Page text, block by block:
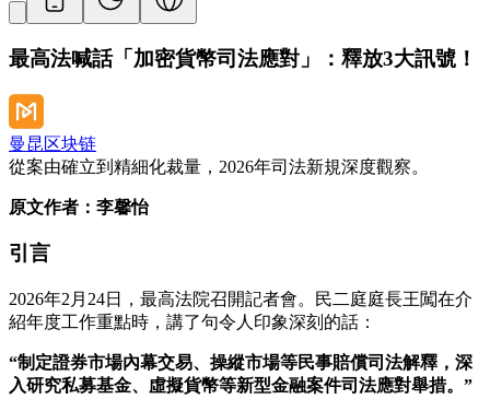
最高法喊話「加密貨幣司法應對」：釋放3大訊號！
曼昆区块链
從案由確立到精細化裁量，2026年司法新規深度觀察。
原文作者：李馨怡
引言
2026年2月24日，最高法院召開記者會。民二庭庭長王闖在介
紹年度工作重點時，講了句令人印象深刻的話：
“制定證券市場內幕交易、操縱市場等民事賠償司法解釋，深
入研究私募基金、虛擬貨幣等新型金融案件司法應對舉措。”